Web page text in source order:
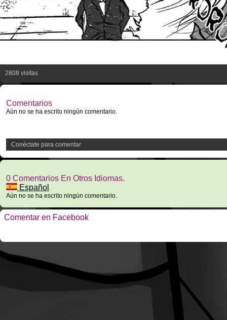
2808 visitas
Comentarios
Aún no se ha escrito ningún comentario.
Conéctate para comentar
0 Comentarios En Otros Idiomas.
Español
Aún no se ha escrito ningún comentario.
Comentar en Facebook